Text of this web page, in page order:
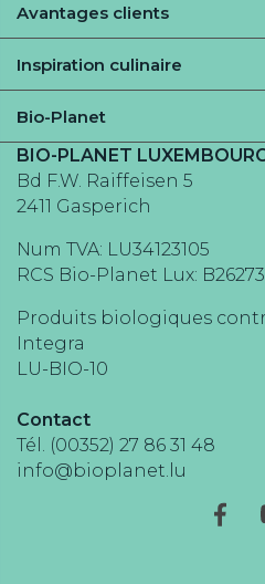
Collect&Go
Avantages clients
Pour les professionels
Inspiration culinaire
Recettes végétariennes
Recettes véganes
Recettes sans gluten
Recettes sans lactose
Fruits et légumes de
Bio-Planet
Votre supermarché
Engagement
Green-score
Jobs
Notre newsletter
BIO-PLANET
Bd F.W. Raiffeisen 5
2411 Gasperich
Num TVA: LU34123105
RCS Bio-Planet Lux:
Produits biologiques
Integra
LU-BIO-10
Contact
Tél. (00352) 27 86 31 48
info@bioplanet.lu